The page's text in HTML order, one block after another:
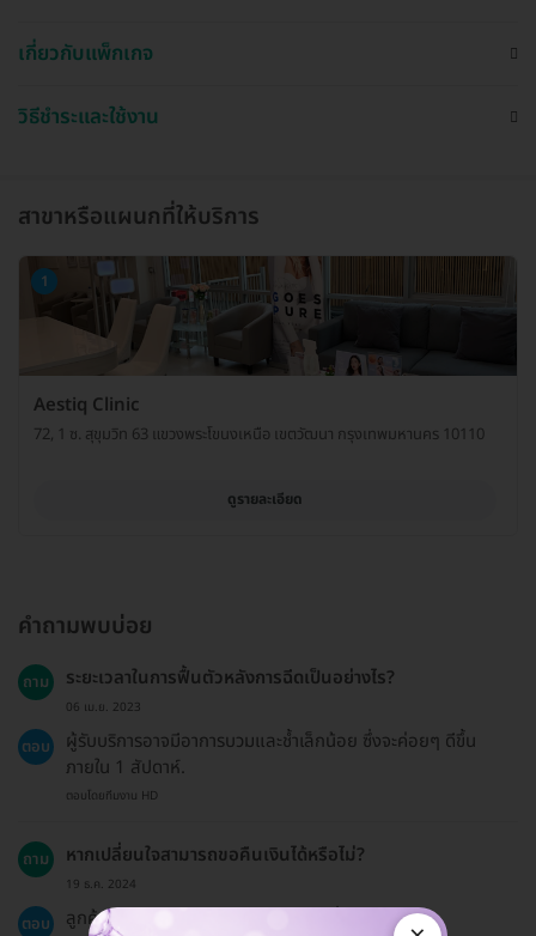
เกี่ยวกับแพ็กเกจ
วิธีชำระและใช้งาน
สาขาหรือแผนกที่ให้บริการ
1
Aestiq Clinic
72, 1 ซ. สุขุมวิท 63 แขวงพระโขนงเหนือ เขตวัฒนา กรุงเทพมหานคร 10110
ดูรายละเอียด
คำถามพบบ่อย
ถาม ระยะเวลาในการฟื้นตัวหลังการฉีดเป็นอย่างไร?
06 เม.ย. 2023
ตอบ
ผู้รับบริการอาจมีอาการบวมและช้ำเล็กน้อย ซึ่งจะค่อยๆ ดีขึ้น
ภายใน 1 สัปดาห์.
ตอบโดยทีมงาน HD
ถาม หากเปลี่ยนใจสามารถขอคืนเงินได้หรือไม่?
19 ธ.ค. 2024
ตอบ ลูกค้าสามารถขอคืนเงินได้ตามนโยบายที่ระบุไว้.